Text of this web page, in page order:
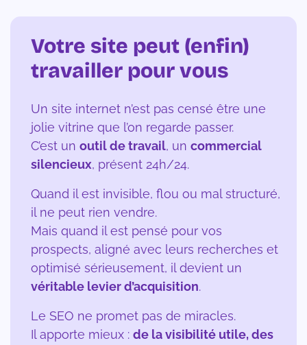
Votre site peut (enfin)
travailler pour vous
Un site internet n’est pas censé être une
jolie vitrine que l’on regarde passer.
C’est un outil de travail, un commercial
silencieux, présent 24h/24.
Quand il est invisible, flou ou mal structuré,
il ne peut rien vendre.
Mais quand il est pensé pour vos
prospects, aligné avec leurs recherches et
optimisé sérieusement, il devient un
véritable levier d’acquisition.
Le SEO ne promet pas de miracles.
Il apporte mieux : de la visibilité utile, des